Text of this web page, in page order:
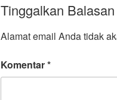
Tinggalkan Balasan
Alamat email Anda tidak
Komentar*